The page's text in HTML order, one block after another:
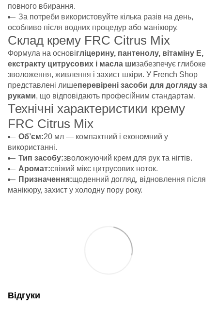
повного вбирання.
За потреби використовуйте кілька разів на день,
особливо після водних процедур або манікюру.
Склад крему FRC Citrus Mix
Формула на основігліцерину, пантенолу, вітаміну Е,
екстракту цитрусових і масла шизабезпечує глибоке
зволоження, живлення і захист шкіри. У French Shop
представлені лишеперевірені засоби для догляду за
руками, що відповідають професійним стандартам.
Технічні характеристики крему
FRC Citrus Mix
Об’єм:20 мл — компактний і економний у
використанні.
Тип засобу:зволожуючий крем для рук та нігтів.
Аромат:свіжий мікс цитрусових ноток.
Призначення:щоденний догляд, відновлення після
манікюру, захист у холодну пору року.
Відгуки